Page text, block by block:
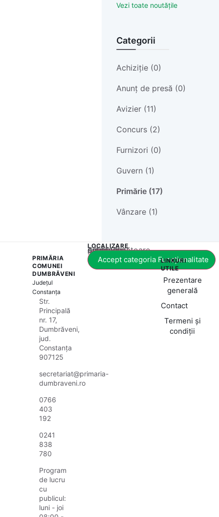
Vezi toate noutățile
Categorii
Achiziție (0)
Anunț de presă (0)
Avizier (11)
Concurs (2)
Furnizori (0)
Guvern (1)
Primărie (17)
Vânzare (1)
PRIMĂRIA
COMUNEI
DUMBRĂVENI
Județul
Constanța
Str.
Principală
nr. 17,
Dumbrăveni,
jud.
Constanța
907125
secretariat@primaria-
dumbraveni.ro
0766
403
192
0241
838
780
Program
de lucru
cu
publicul:
luni - joi
LOCALIZARE
Acest conținut este blocat până când acceptați categoria corespunzătoare de cookie-uri.
Accept categoria Funcționalitate
LINKURI
UTILE
Prezentare
generală
Contact
Termeni și
condiții